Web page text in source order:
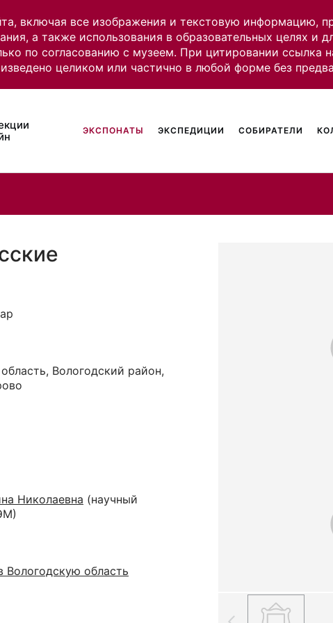
включая все изображения и текстовую информацию,
а также использования в образовательных целях и
по согласованию с музеем. При цитировании ссылка
целиком или частично в любой форме без
ЭКСПОНАТЫ ЭКСПЕДИЦИИ СОБИРАТЕЛИ
Вологодский район,
Николаевна (научный
Вологодскую область